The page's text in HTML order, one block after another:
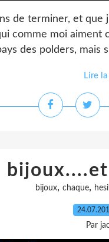
de terminer, et
comme moi aiment
des polders, mais
Lire
bijoux, chaque,
Par